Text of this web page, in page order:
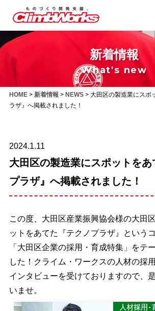
新着情報
What's new
HOME> 新着情報 > NEWS> 大田区の製造業にスポ
ラザ』へ掲載されました！
2024.1.11
大田区の製造業にスポットをあ
プラザ』へ掲載されました！
この度、大田区産業振興協会様の大田
ットをあてた『テクノプラザ』という
「大田区企業の採用・育成特集」をテ
した！クライム・ワークスの人材の採
インタビューを受けておりますので、
いませ。